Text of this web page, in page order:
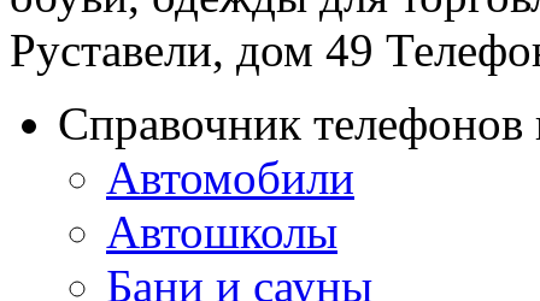
Руставели, дом 49
Справочник
Автомобили
Автошколы
Бани и сауны